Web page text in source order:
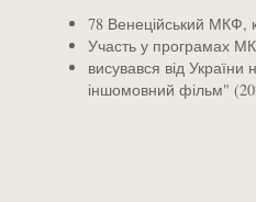
78 Венеційський МКФ,
Участь у програмах
висувався від
іншомовний фільм"